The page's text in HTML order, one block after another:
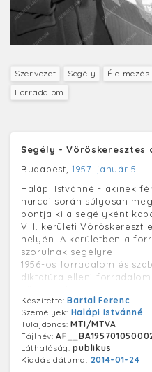
Szervezet Segély Élelmezés
Forradalom
Segély - Vöröskeresztes
Budapest, 1957. január 5.
Halápi Istvánné - akinek
harcai során súlyosan
bontja ki a segélyként
VIII. kerületi Vöröskereszt
helyén. A kerületben a
szorulnak segélyre.
1956-os forradalom és
diktatúra elleni
23-án kezdődött a
majd fegyveres felkelés
november 4-én az ország
szovjet támadás. A
harcosai a csepeli
én verték le.
Készítette:Bartal Ferenc
Személyek: Halápi Istvánné
Tulajdonos:MTI/MTVA
Fájlnév:
Láthatóság:publikus
Kiadás dátuma: 2014-01-24